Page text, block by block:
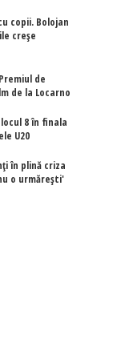
copii. Bolojan
creșe
de
de la Locarno
8 în finala
U20
în plină criza
o urmărești'